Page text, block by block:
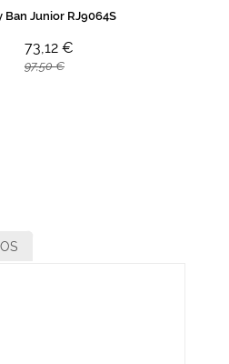
Ban Junior RJ9064S
73,12 €
97,50 €